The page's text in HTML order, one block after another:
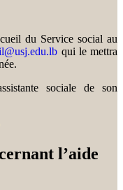
du Service social au
qui le mettra
sociale de son
l’aide